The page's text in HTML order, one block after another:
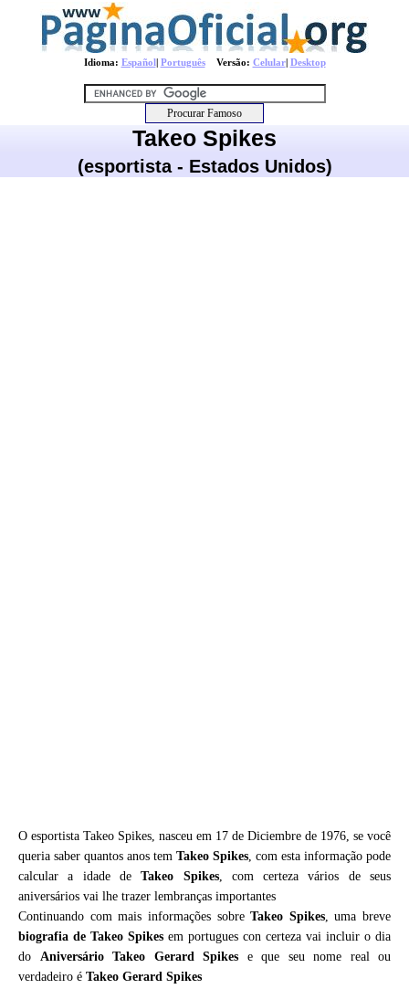
Idioma: Español| PortuguêsVersão: Celular| Desktop
Takeo Spikes
(esportista - Estados Unidos)
O esportista Takeo Spikes, nasceu em 17 de Diciembre de 1976, se você
queria saber quantos anos tem Takeo Spikes, com esta informação pode
calcular a idade deTakeo Spikes, com certeza vários de seus
aniversários vai lhe trazer lembranças importantes
Continuando com mais informações sobreTakeo Spikes, uma breve
biografia de Takeo Spikes em portugues con certeza vai incluir o dia
do Aniversário Takeo Gerard Spikes e que seu nome real ou
verdadeiro é Takeo Gerard Spikes